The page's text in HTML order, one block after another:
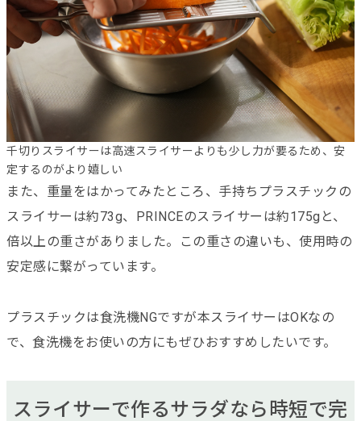
千切りスライサーは高速スライサーよりも少し力が要るため、安
定するのがより嬉しい
また、重量をはかってみたところ、手持ちプラスチックの
スライサーは約73g、PRINCEのスライサーは約175gと、
倍以上の重さがありました。この重さの違いも、使用時の
安定感に繋がっています。
プラスチックは食洗機NGですが本スライサーはOKなの
で、食洗機をお使いの方にもぜひおすすめしたいです。
スライサーで作るサラダなら時短で完